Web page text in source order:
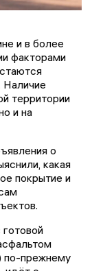
и в более
факторами
Наличие
территории
и на
о
какая
покрытие и
по-прежнему